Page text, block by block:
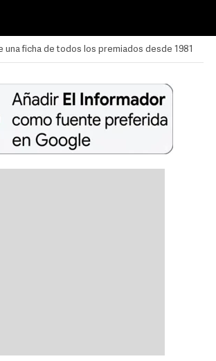
una ficha de todos los premiados desde 1981